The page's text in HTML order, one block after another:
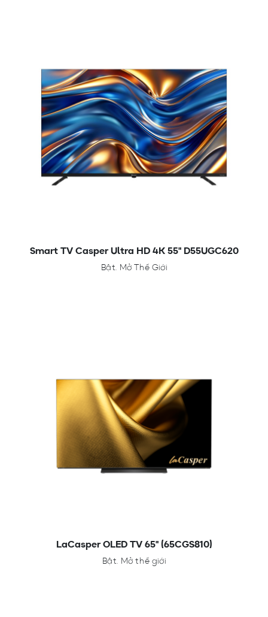
Smart TV Casper Ultra HD 4K 55" D55UGC620
Bật. Mở Thế Giới
LaCasper OLED TV 65" (65CGS810)
Bật. Mở thế giới